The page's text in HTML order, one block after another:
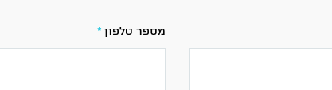
מספר טלפון *